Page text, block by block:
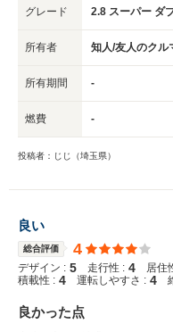
グレード 2.8 スーパー ダ
所有者 知人/友人のクル
所有期間 -
燃費 -
投稿者：じじ（埼玉県）
良い
総合評価 4
デザイン : 5 走行性 : 4 居住
積載性 : 4 運転しやすさ : 4
良かった点